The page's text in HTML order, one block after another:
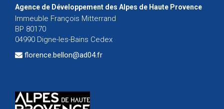
Agence de Développement des Alpes de Haute Provence
Immeuble François Mitterrand
BP 80170
04990 Digne-les-Bains Cedex
florence.bellon@ad04.fr